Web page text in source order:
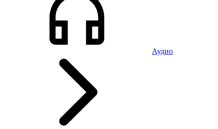
Аудио